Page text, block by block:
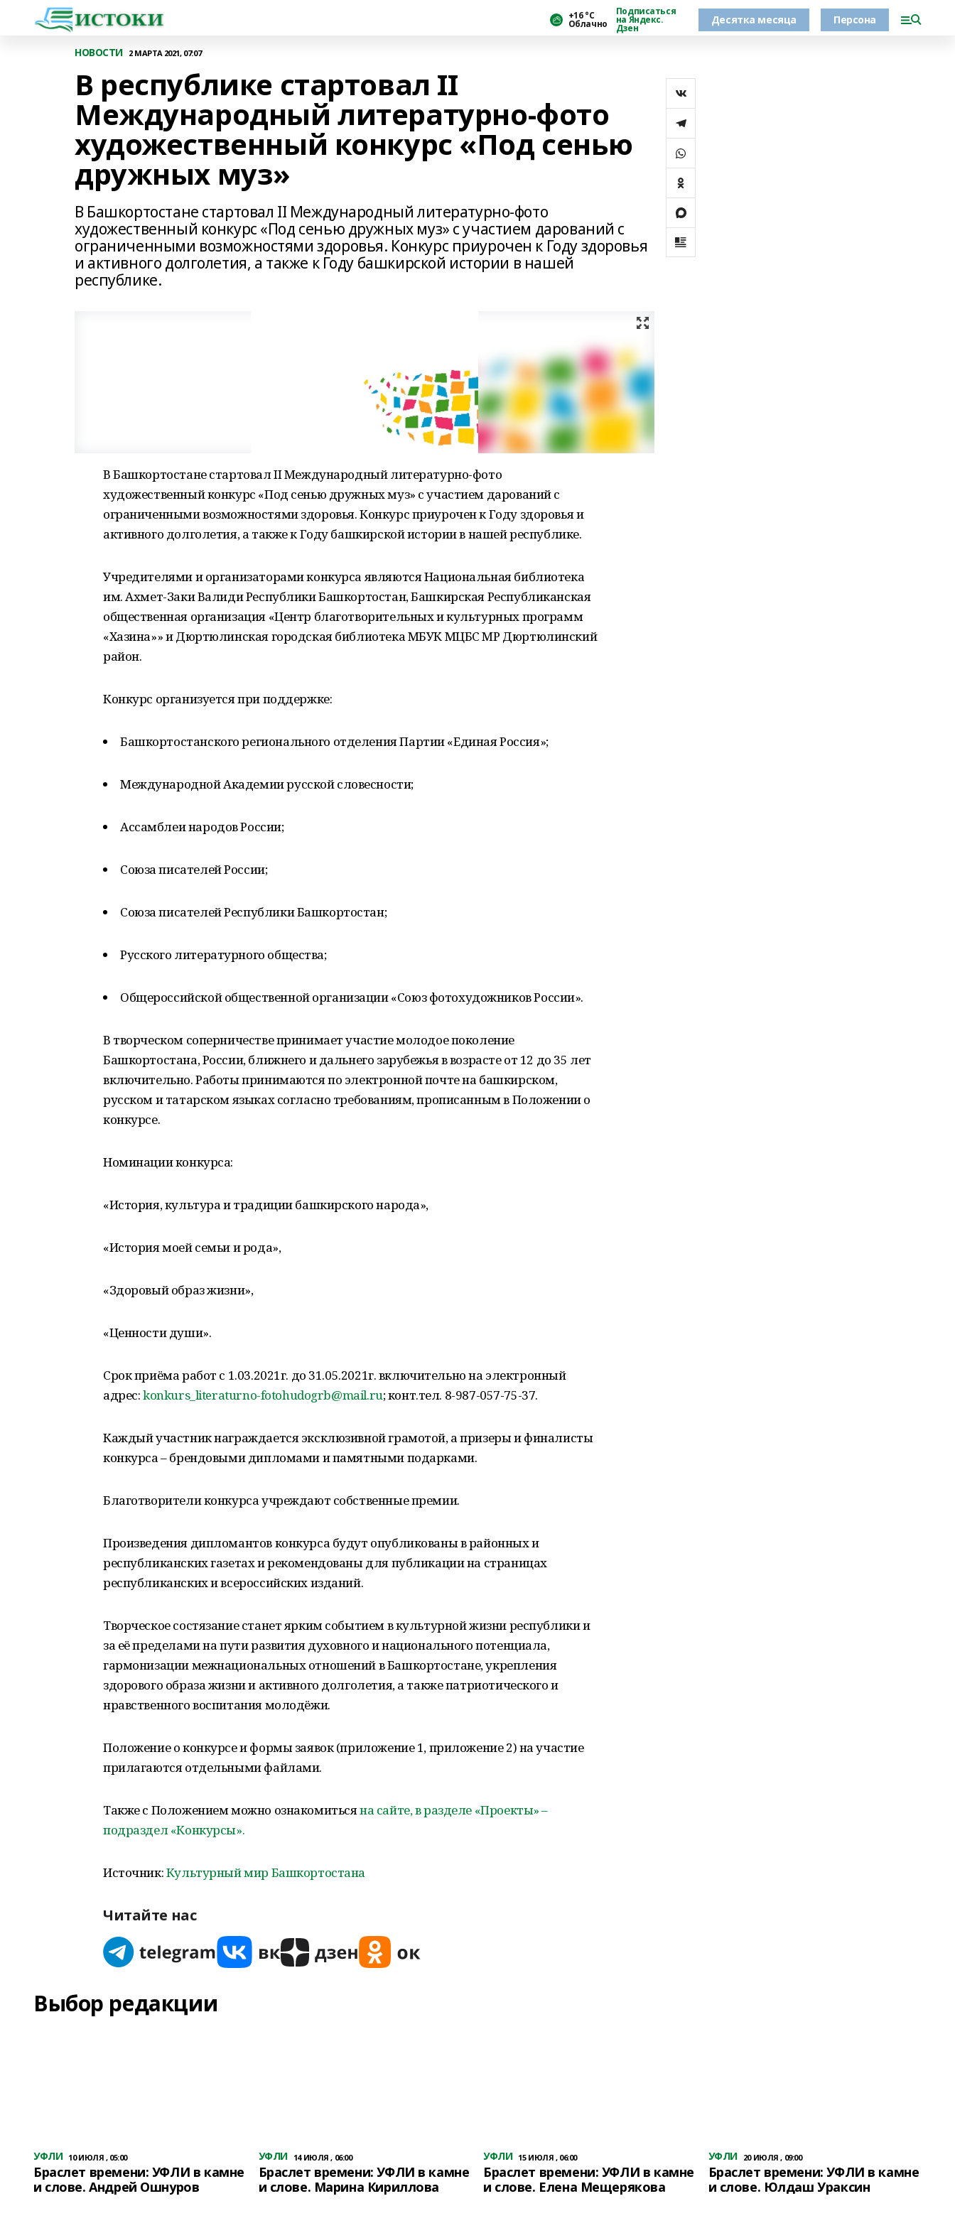
+16 °С
Облачно
Подписаться
на Яндекс.
Дзен
Десятка месяца Персона
НОВОСТИ 2 МАРТА 2021, 07:07
В республике стартовал II
Международный литературно-фото
художественный конкурс «Под сенью
дружных муз»
В Башкортостане стартовал II Международный литературно-фото
художественный конкурс «Под сенью дружных муз» с участием дарований с
ограниченными возможностями здоровья. Конкурс приурочен к Году здоровья
и активного долголетия, а также к Году башкирской истории в нашей
республике.
В Башкортостане стартовал II Международный литературно-фото
художественный конкурс «Под сенью дружных муз» с участием дарований с
ограниченными возможностями здоровья. Конкурс приурочен к Году здоровья и
активного долголетия, а также к Году башкирской истории в нашей республике.
Учредителями и организаторами конкурса являются Национальная библиотека
им. Ахмет-Заки Валиди Республики Башкортостан, Башкирская Республиканская
общественная организация «Центр благотворительных и культурных программ
«Хазина»» и Дюртюлинская городская библиотека МБУК МЦБС МР Дюртюлинский
район.
Конкурс организуется при поддержке:
Башкортостанского регионального отделения Партии «Единая Россия»;
Международной Академии русской словесности;
Ассамблеи народов России;
Союза писателей России;
Союза писателей Республики Башкортостан;
Русского литературного общества;
Общероссийской общественной организации «Союз фотохудожников России».
В творческом соперничестве принимает участие молодое поколение
Башкортостана, России, ближнего и дальнего зарубежья в возрасте от 12 до 35 лет
включительно. Работы принимаются по электронной почте на башкирском,
русском и татарском языках согласно требованиям, прописанным в Положении о
конкурсе.
Номинации конкурса:
«История, культура и традиции башкирского народа»,
«История моей семьи и рода»,
«Здоровый образ жизни»,
«Ценности души».
Срок приёма работ с 1.03.2021г. до 31.05.2021г. включительно на электронный
адрес:konkurs_literaturno-fotohudogrb@mail.ru; конт.тел. 8-987-057-75-37.
Каждый участник награждается эксклюзивной грамотой, а призеры и финалисты
конкурса – брендовыми дипломами и памятными подарками.
Благотворители конкурса учреждают собственные премии.
Произведения дипломантов конкурса будут опубликованы в районных и
республиканских газетах и рекомендованы для публикации на страницах
республиканских и всероссийских изданий.
Творческое состязание станет ярким событием в культурной жизни республики и
за её пределами на пути развития духовного и национального потенциала,
гармонизации межнациональных отношений в Башкортостане, укрепления
здорового образа жизни и активного долголетия, а также патриотического и
нравственного воспитания молодёжи.
Положение о конкурсе и формы заявок (приложение 1, приложение 2) на участие
прилагаются отдельными файлами.
Также с Положением можно ознакомитьсяна сайте, в разделе «Проекты» –
подраздел «Конкурсы».
Источник:Культурный мир Башкортостана
Читайте нас
Выбор редакции
УФЛИ 10 ИЮЛЯ , 05:00
Браслет времени: УФЛИ в камне
и слове. Андрей Ошнуров
УФЛИ 14 ИЮЛЯ , 06:00
Браслет времени: УФЛИ в камне
и слове. Марина Кириллова
УФЛИ 15 ИЮЛЯ , 06:00
Браслет времени: УФЛИ в камне
и слове. Елена Мещерякова
УФЛИ 20 ИЮЛЯ , 09:00
Браслет времени: УФЛИ в камне
и слове. Юлдаш Ураксин